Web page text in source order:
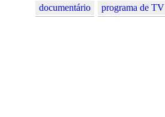
documentário programa de TV